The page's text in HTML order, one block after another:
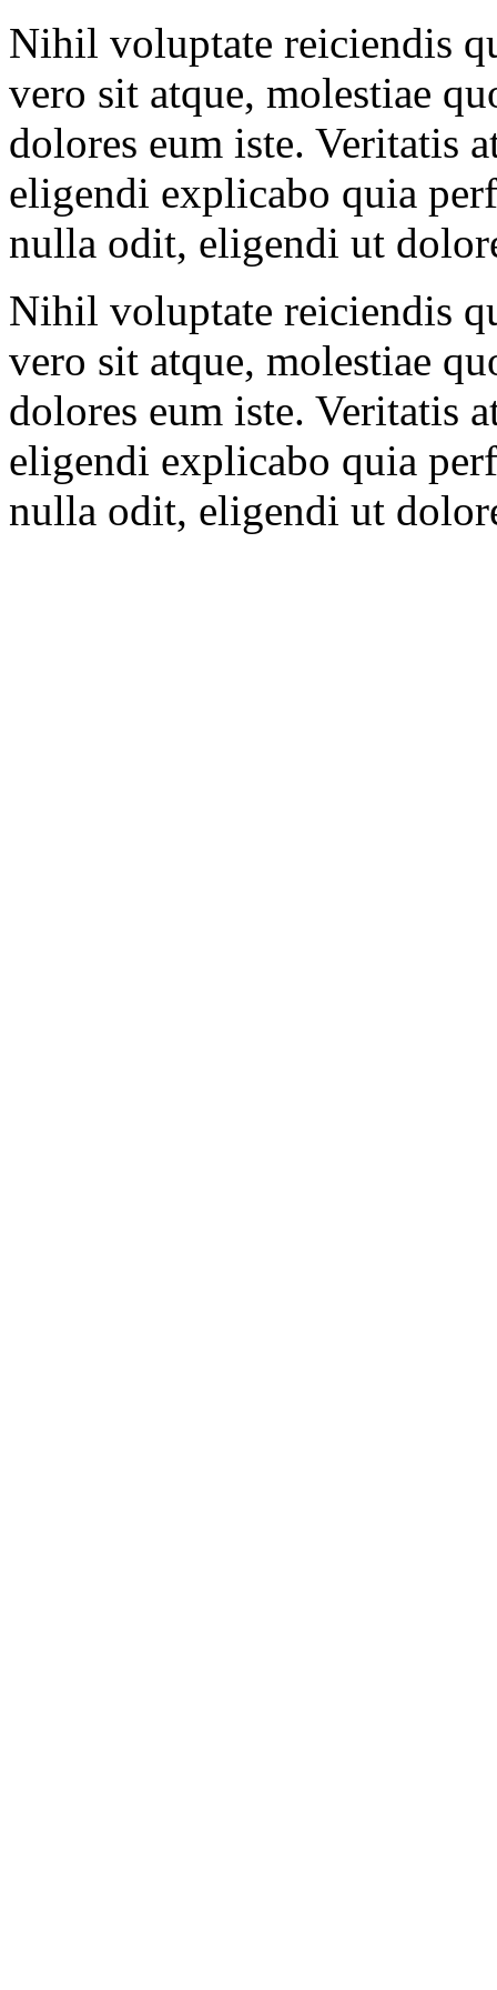
Nihil voluptate reiciendis
vero sit atque, molestiae
dolores eum iste. Veritatis
eligendi explicabo quia
nulla odit, eligendi ut
Nihil voluptate reiciendis
vero sit atque, molestiae
dolores eum iste. Veritatis
eligendi explicabo quia
nulla odit, eligendi ut